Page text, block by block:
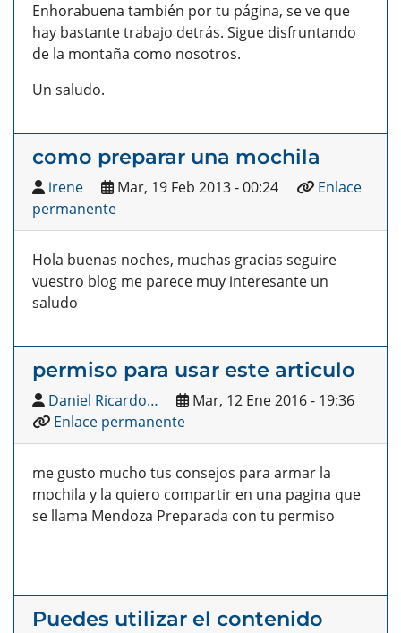
Enhorabuena también por tu página, se ve que
hay bastante trabajo detrás. Sigue disfruntando
de la montaña como nosotros.
Un saludo.
como preparar una mochila
irene Mar, 19 Feb 2013 - 00:24
Enlace
permanente
Hola buenas noches, muchas gracias seguire
vuestro blog me parece muy interesante un
saludo
permiso para usar este articulo
Daniel Ricardo…
Mar, 12 Ene 2016 - 19:36
Enlace permanente
me gusto mucho tus consejos para armar la
mochila y la quiero compartir en una pagina que
se llama Mendoza Preparada con tu permiso
Puedes utilizar el contenido